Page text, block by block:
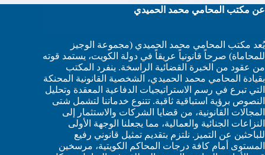
فبراير 12, 2026
عن مكتب المحامي محمد الحميدي
يُعد مكتب المحامي محمد الحميدي (مجموعة الوجيز
للمحاماة) صرحاً قانونياً عريقاً في دولة الكويت، يستمد قوته
من عقود من الخبرة القضائية الراسخة. ينفرد المكتب
بقيادة المحامي محمد الحميدي، الشخصية القانونية المحنكة
التي تبرع في رسم الاستراتيجيات الدفاعية المعقدة وتحليل
النصوص برؤية استباقية ثاقبة. تتنوع خدماتنا لتشمل شتى
المجالات القانونية، من قضايا الشركات والاستثمار إلى
النزاعات الجنائية والعمالية، مما يجعلنا الوجهة الأولى
للباحثين عن التميز. نلتزم بتقديم تمثيل قانوني رفيع
المستوى أمام كافة درجات المحاكم الكويتية، مرسخين